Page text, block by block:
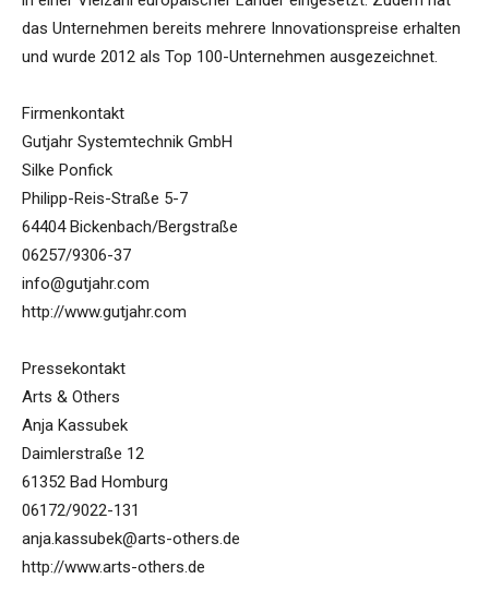
das Unternehmen bereits mehrere Innovationspreise erhalten
und wurde 2012 als Top 100-Unternehmen ausgezeichnet.
Firmenkontakt
Gutjahr Systemtechnik GmbH
Silke Ponfick
Philipp-Reis-Straße 5-7
64404 Bickenbach/Bergstraße
06257/9306-37
info@gutjahr.com
http://www.gutjahr.com
Pressekontakt
Arts & Others
Anja Kassubek
Daimlerstraße 12
61352 Bad Homburg
06172/9022-131
anja.kassubek@arts-others.de
http://www.arts-others.de